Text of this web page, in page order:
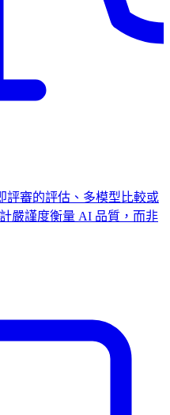
評審的評估、多模型比較或
嚴謹度衡量 AI 品質，而非